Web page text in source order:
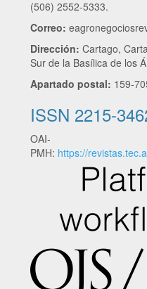
(506) 2552-5333.
Correo:
Dirección: Cartago,
Sur de la Basílica de los
Apartado postal: 159-
ISSN 2215-
OAI-
PMH: https://